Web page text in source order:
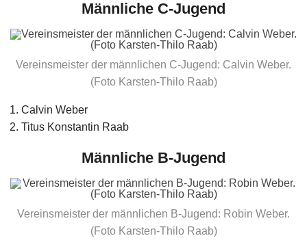
Männliche C-Jugend
Vereinsmeister der männlichen C-Jugend: Calvin Weber.
(Foto Karsten-Thilo Raab)
Calvin Weber
Titus Konstantin Raab
Männliche B-Jugend
Vereinsmeister der männlichen B-Jugend: Robin Weber.
(Foto Karsten-Thilo Raab)